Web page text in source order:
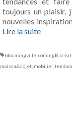
toujours un plaisir,
nouvelles
Lire la suite­­
bloomingville, comingB
maison&objet, mobilier,